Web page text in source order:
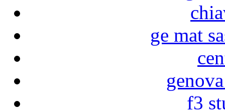
ge mat
f3